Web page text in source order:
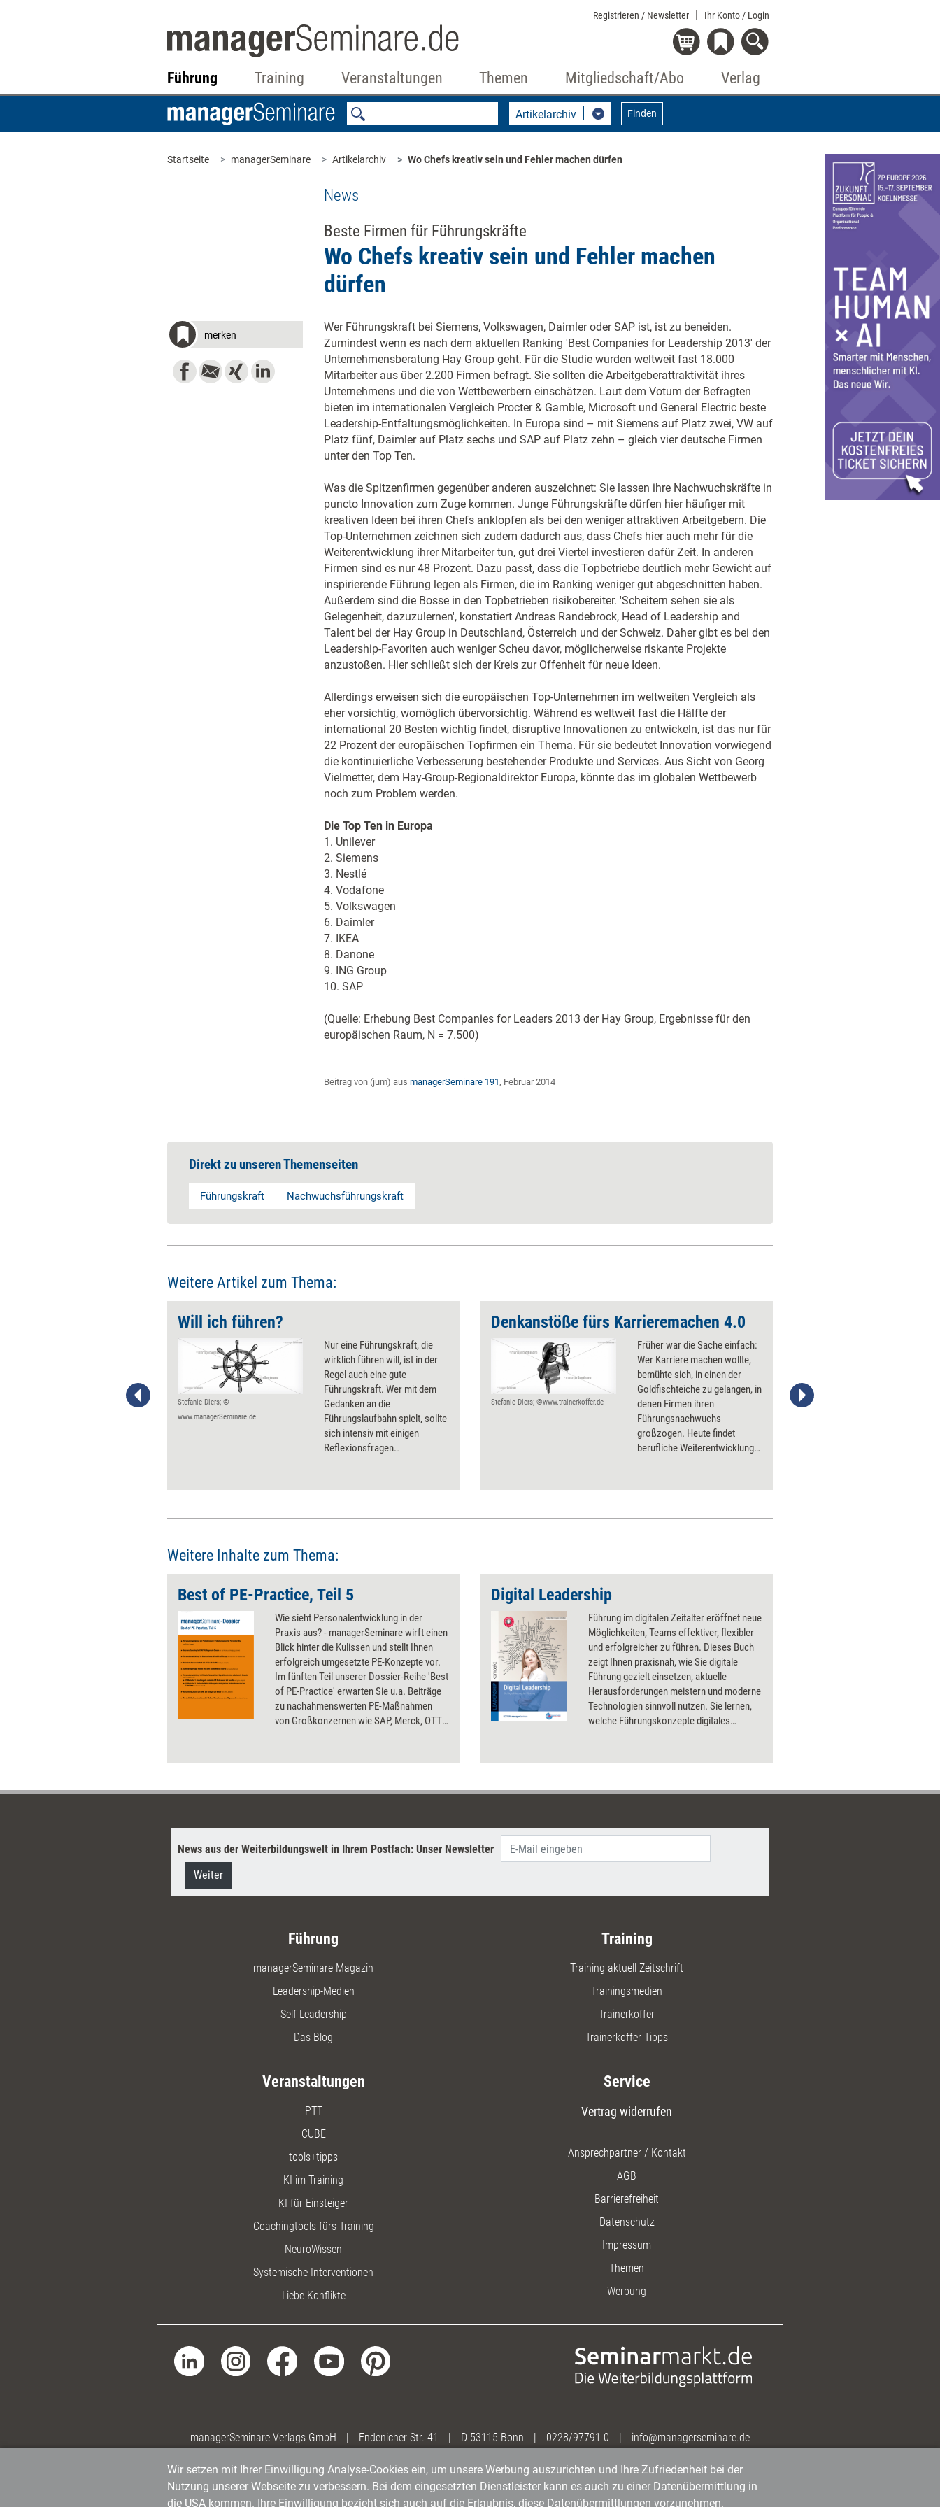
Registrieren / Newsletter Ihr Konto / Login
Führung Training Veranstaltungen Themen Mitgliedschaft/Abo Verlag
Artikelarchiv Finden
Startseite managerSeminare Artikelarchiv Wo Chefs kreativ sein und Fehler machen dürfen
News
Beste Firmen für Führungskräfte
Wo Chefs kreativ sein und Fehler machen
dürfen
merken
Wer Führungskraft bei Siemens, Volkswagen, Daimler oder SAP ist, ist zu beneiden.
Zumindest wenn es nach dem aktuellen Ranking 'Best Companies for Leadership 2013' der
Unternehmensberatung Hay Group geht. Für die Studie wurden weltweit fast 18.000
Mitarbeiter aus über 2.200 Firmen befragt. Sie sollten die Arbeitgeberattraktivität ihres
Unternehmens und die von Wettbewerbern einschätzen. Laut dem Votum der Befragten
bieten im internationalen Vergleich Proc­ter & Gamble, Microsoft und General Electric beste
Leadership-Entfaltungsmöglichkeiten. In Europa sind – mit Siemens auf Platz zwei, VW auf
Platz fünf, Daimler auf Platz sechs und SAP auf Platz zehn – gleich vier deutsche Firmen
unter den Top Ten.
Was die Spitzenfirmen gegenüber anderen auszeichnet: Sie lassen ihre Nachwuchskräfte in
puncto Innovation zum Zuge kommen. Junge Führungskräfte dürfen hier häufiger mit
kreativen Ideen bei ihren Chefs anklopfen als bei den weniger attraktiven Arbeitgebern. Die
Top-Unternehmen zeichnen sich zudem dadurch aus, dass Chefs hier auch mehr für die
Weiterentwicklung ihrer Mitarbeiter tun, gut drei Viertel in­­ves­tieren dafür Zeit. In anderen
Firmen sind es nur 48 Prozent. Dazu passt, dass die Topbe­triebe deutlich mehr Gewicht auf
inspirierende Führung legen als Firmen, die im Ranking weniger gut abgeschnitten haben.
Außerdem sind die Bosse in den Topbetrieben risikobereiter. 'Scheitern sehen sie als
Gelegenheit, dazuzulernen', konstatiert Andreas Rande­brock, Head of Leadership and
Talent bei der Hay Group in Deutschland, Österreich und der Schweiz. Daher gibt es bei den
Leadership-Favoriten auch weniger Scheu davor, möglicherweise riskante Projekte
anzustoßen. Hier schließt sich der Kreis zur Offenheit für neue Ideen.
Allerdings erweisen sich die europäischen Top-Unternehmen im weltweiten Vergleich als
eher vorsichtig, womöglich übervorsichtig. Während es weltweit fast die Hälfte der
international 20 Besten wichtig findet, disruptive Innovationen zu entwickeln, ist das nur für
22 Prozent der europäischen Topfirmen ein Thema. Für sie bedeutet Innovation vorwiegend
die kontinuierliche Verbesserung bestehender Produkte und Services. Aus Sicht von Georg
Vielmetter, dem Hay-Group-Regionaldirektor Europa, könnte das im globalen Wettbewerb
noch zum Problem werden.
Die Top Ten in Europa
1. Unilever
2. Siemens
3. Nestlé
4. Vodafone
5. Volkswagen
6. Daimler
7. IKEA
8. Danone
9. ING Group
10. SAP
(Quelle: Erhebung Best Companies for Leaders 2013 der Hay Group, Ergebnisse für den
europäischen Raum, N = 7.500)
Beitrag von (jum) aus managerSeminare 191, Februar 2014
Direkt zu unseren Themenseiten
Führungskraft Nachwuchsführungskraft
Weitere Artikel zum Thema:
Will ich führen?
Stefanie Diers; ©
www.managerSeminare.de
Nur eine Führungskraft, die
wirklich führen will, ist in der
Regel auch eine gute
Führungskraft. Wer mit dem
Gedanken an die
Führungslaufbahn spielt, sollte
sich intensiv mit einigen
Reflexionsfragen
Denkanstöße fürs Karrieremachen 4.0
Stefanie Diers; ©www.trainerkoffer.de
Früher war die Sache einfach:
Wer Karriere machen wollte,
bemühte sich, in einen der
Goldfischteiche zu gelangen, in
denen Firmen ihren
Führungsnachwuchs
großzogen. Heute findet
berufliche Weiterentwicklung
Einige Grundsätze, um sich in
zurechtzufinden.
Weitere Inhalte zum Thema:
Best of PE-Practice, Teil 5
Wie sieht Personalentwicklung in der
Praxis aus? - managerSeminare wirft einen
Blick hinter die Kulissen und stellt Ihnen
erfolgreich umgesetzte PE-Konzepte vor.
Im fünften Teil unserer Dossier-Reihe 'Best
of PE-Practice' erwarten Sie u.a. Beiträge
zu nachahmenswerten PE-Maßnahmen
von Großkonzernen wie SAP, Merck, OTTO
Wirtschaftskanzleien und zeigen, wie
Sendern aussehen kann.
Digital Leadership
Führung im digitalen Zeitalter eröffnet neue
Möglichkeiten, Teams effektiver, flexibler
und erfolgreicher zu führen. Dieses Buch
zeigt Ihnen praxisnah, wie Sie digitale
Führung gezielt einsetzen, aktuelle
Herausforderungen meistern und moderne
Technologien sinnvoll nutzen. Sie lernen,
welche Führungskonzepte digitales
Führungsarbeit einsetzen und welche
Unterschied machen. Zudem erfahren Sie,
Voraussetzungen Ihre Führung nachhaltig
News aus der Weiterbildungswelt in Ihrem Postfach: Unser Newsletter
Weiter
Führung
managerSeminare Magazin
Leadership-Medien
Self-Leadership
Das Blog
Training
Training aktuell Zeitschrift
Trainingsmedien
Trainerkoffer
Trainerkoffer Tipps
Veranstaltungen
PTT
CUBE
tools+tipps
KI im Training
KI für Einsteiger
Coachingtools fürs Training
NeuroWissen
Systemische Interventionen
Liebe Konflikte
Service
Vertrag widerrufen
Ansprechpartner / Kontakt
AGB
Barrierefreiheit
Datenschutz
Impressum
Themen
Werbung
managerSeminare Verlags GmbH | Endenicher Str. 41 | D-53115 Bonn | 0228/97791-0 | info@managerseminare.de
Wir setzen mit Ihrer Einwilligung Analyse-Cookies ein, um unsere Werbung auszurichten und Ihre Zufriedenheit bei der
Nutzung unserer Webseite zu verbessern. Bei dem eingesetzten Dienstleister kann es auch zu einer Datenübermittlung in
die USA kommen. Ihre Einwilligung bezieht sich auch auf die Erlaubnis, diese Datenübermittlungen vorzunehmen.